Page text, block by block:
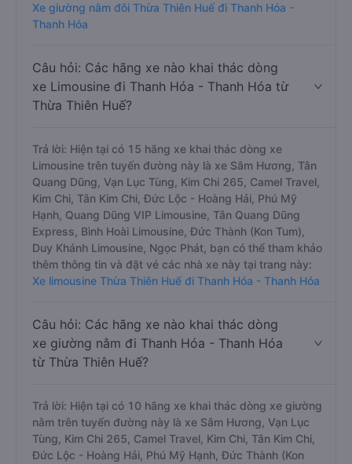
Xe giường nằm đôi Thừa Thiên Huế đi Thanh Hóa -
Thanh Hóa
Câu hỏi: Các hãng xe nào khai thác dòng
xe Limousine đi Thanh Hóa - Thanh Hóa từ
Thừa Thiên Huế?
Trả lời: Hiện tại có 15 hãng xe khai thác dòng xe
Limousine trên tuyến đường này là xe Sâm Hương, Tân
Quang Dũng, Vạn Lục Tùng, Kim Chi 265, Camel Travel,
Kim Chi, Tân Kim Chi, Đức Lộc - Hoàng Hải, Phú Mỹ
Hạnh, Quang Dũng VIP Limousine, Tân Quang Dũng
Express, Bình Hoài Limousine, Đức Thành (Kon Tum),
Duy Khánh Limousine, Ngọc Phát, bạn có thể tham khảo
thêm thông tin và đặt vé các nhà xe này tại trang này:
Xe limousine Thừa Thiên Huế đi Thanh Hóa - Thanh Hóa
Câu hỏi: Các hãng xe nào khai thác dòng
xe giường nằm đi Thanh Hóa - Thanh Hóa
từ Thừa Thiên Huế?
Trả lời: Hiện tại có 10 hãng xe khai thác dòng xe giường
nằm trên tuyến đường này là xe Sâm Hương, Vạn Lục
Tùng, Kim Chi 265, Camel Travel, Kim Chi, Tân Kim Chi,
Đức Lộc - Hoàng Hải, Phú Mỹ Hạnh, Đức Thành (Kon